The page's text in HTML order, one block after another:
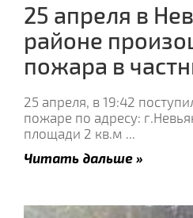
25 апреля в
районе
пожара в
25 апреля, в 19:42
пожаре по адресу:
площади 2 кв.м ...
Читать дальше »